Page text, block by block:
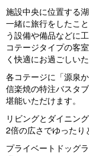
施設中央に位置する
一緒に旅行をしたこ
う設備や備品などに
コテージタイプの客
く快適にお過ごしいた
各コテージに「源泉
信楽焼の特注バスタ
堪能いただけます。
リビングとダイニン
2倍の広さでゆったり
プライベートドッグ